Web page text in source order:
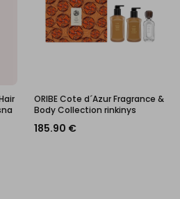
ORIBE Cote d´Azur Fragrance &
Body Collection rinkinys
185.90 €